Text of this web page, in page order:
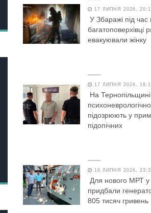
17 ЛИПНЯ 2026,
У Збаражі під час
багатоповерхівці
евакуювали жінку
17 ЛИПНЯ 2026,
На
підозрюють у
підопічних
16 ЛИПНЯ 2026,
Для нового МРТ у
придбали
805 тисяч гривень